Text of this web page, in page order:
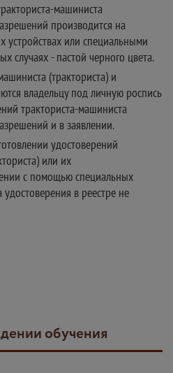
машиниста
производится на
устройствах или специальными
случаях - пастой черного цвета.
(тракториста) и
владельцу под личную роспись
тракториста-машиниста
и в заявлении.
удостоверений
или их
с помощью специальных
в реестре не
обучения